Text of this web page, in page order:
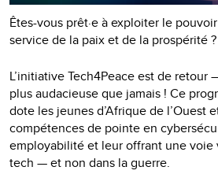
Êtes-vous prêt·e à exploiter le
service de la paix et de la prospérité ?
L’initiative Tech4Peace est de
plus audacieuse que jamais ! Ce
dote les jeunes d’Afrique de l’Ouest
compétences de pointe en
employabilité et leur offrant une voie
tech — et non dans la guerre.